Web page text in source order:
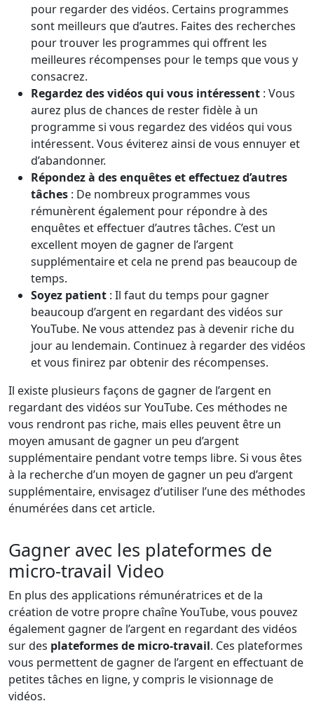
pour regarder des vidéos. Certains programmes
sont meilleurs que d’autres. Faites des recherches
pour trouver les programmes qui offrent les
meilleures récompenses pour le temps que vous y
consacrez.
Regardez des vidéos qui vous intéressent : Vous
aurez plus de chances de rester fidèle à un
programme si vous regardez des vidéos qui vous
intéressent. Vous éviterez ainsi de vous ennuyer et
d’abandonner.
Répondez à des enquêtes et effectuez d’autres
tâches : De nombreux programmes vous
rémunèrent également pour répondre à des
enquêtes et effectuer d’autres tâches. C’est un
excellent moyen de gagner de l’argent
supplémentaire et cela ne prend pas beaucoup de
temps.
Soyez patient : Il faut du temps pour gagner
beaucoup d’argent en regardant des vidéos sur
YouTube. Ne vous attendez pas à devenir riche du
jour au lendemain. Continuez à regarder des vidéos
et vous finirez par obtenir des récompenses.
Il existe plusieurs façons de gagner de l’argent en
regardant des vidéos sur YouTube. Ces méthodes ne
vous rendront pas riche, mais elles peuvent être un
moyen amusant de gagner un peu d’argent
supplémentaire pendant votre temps libre. Si vous êtes
à la recherche d’un moyen de gagner un peu d’argent
supplémentaire, envisagez d’utiliser l’une des méthodes
énumérées dans cet article.
Gagner avec les plateformes de
micro-travail Video
En plus des applications rémunératrices et de la
création de votre propre chaîne YouTube, vous pouvez
également gagner de l’argent en regardant des vidéos
sur des plateformes de micro-travail. Ces plateformes
vous permettent de gagner de l’argent en effectuant de
petites tâches en ligne, y compris le visionnage de
vidéos.